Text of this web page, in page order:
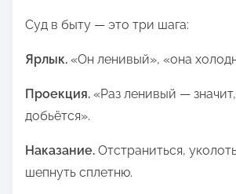
а
п
с
ь
Суд в быту — это три шага:
Ярлык. «Он ленивый», «она
Проекция. «Раз ленивый —
добьётся».
Наказание. Отстраниться,
шепнуть сплетню.